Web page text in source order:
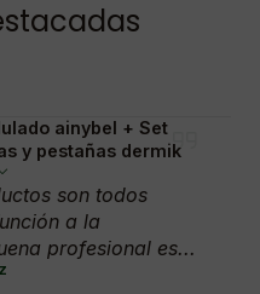
ainybel + Set
y pestañas dermik
son todos
a la
profesional es...